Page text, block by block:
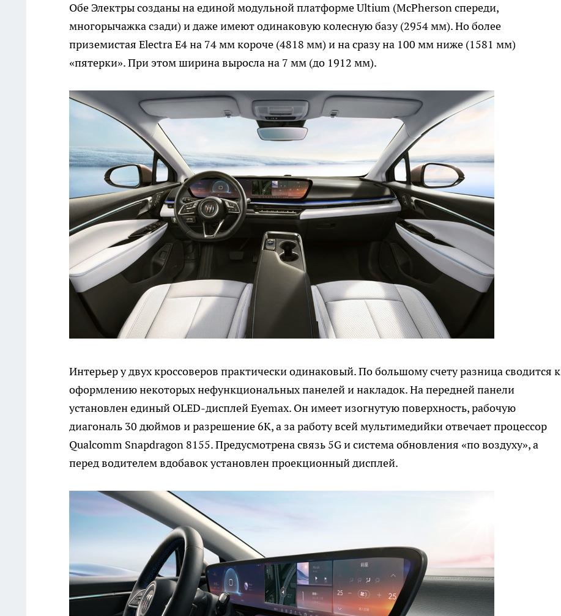
Обе Электры созданы на единой модульной платформе Ultium (McPherson спереди,
многорычажка сзади) и даже имеют одинаковую колесную базу (2954 мм). Но более
приземистая Electra E4 на 74 мм короче (4818 мм) и на сразу на 100 мм ниже (1581 мм)
«пятерки». При этом ширина выросла на 7 мм (до 1912 мм).
Интерьер у двух кроссоверов практически одинаковый. По большому счету разница сводится к
оформлению некоторых нефункциональных панелей и накладок. На передней панели
установлен единый OLED-дисплей Eyemax. Он имеет изогнутую поверхность, рабочую
диагональ 30 дюймов и разрешение 6K, а за работу всей мультимедийки отвечает процессор
Qualcomm Snapdragon 8155. Предусмотрена связь 5G и система обновления «по воздуху», а
перед водителем вдобавок установлен проекционный дисплей.